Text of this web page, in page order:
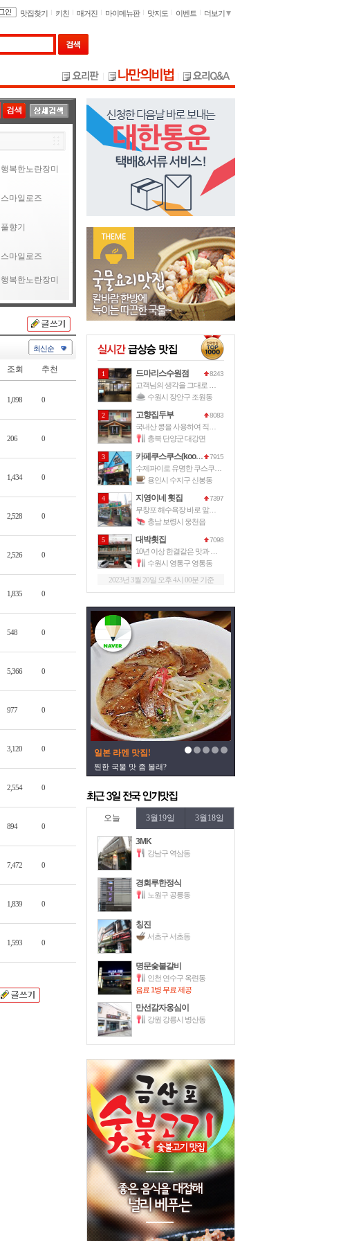
더보기
맛집찾기 키친 매거진 마이메뉴판 맛지도 이벤트
행복한노란장미
스마일로즈
풀향기
스마일로즈
행복한노란장미
최신순
조회 추천
1,098 0
206 0
1,434 0
2,528 0
2,526 0
1,835 0
548 0
5,366 0
977 0
3,120 0
2,554 0
894 0
7,472 0
1,839 0
1,593 0
1 드마리스수원점 8243
수원시 장안구 조원동
2 고향집두부 8083
충북 단양군 대강면
3 카페쿠스쿠스(kooskoos) 7915
용인시 수지구 신봉동
4 지영이네 횟집 7397
무창포 해수욕장 바로 앞에 위치한 이
충남 보령시 웅천읍
5 대박횟집 7098
수원시 영통구 영통동
2023년 3월 20일 오후 4시 00분 기준
일본 라멘 맛집!
찐한 국물 맛 좀 볼래?
오늘 3월19일 3월18일
3MK
강남구 역삼동
경회루한정식
노원구 공릉동
칭진
서초구 서초동
명문숯불갈비
인천 연수구 옥련동
음료 1병 무료 제공
만선감자옹심이
강원 강릉시 병산동